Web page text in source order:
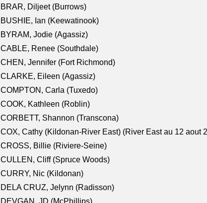
BRAR, Diljeet (Burrows)
BUSHIE, Ian (Keewatinook)
BYRAM, Jodie (Agassiz)
CABLE, Renee (Southdale)
CHEN, Jennifer (Fort Richmond)
CLARKE, Eileen (Agassiz)
COMPTON, Carla (Tuxedo)
COOK, Kathleen (Roblin)
CORBETT, Shannon (Transcona)
COX, Cathy (Kildonan-River East) (River East au 12 aout
CROSS, Billie (Riviere-Seine)
CULLEN, Cliff (Spruce Woods)
CURRY, Nic (Kildonan)
DELA CRUZ, Jelynn (Radisson)
DEVGAN, JD (McPhillips)